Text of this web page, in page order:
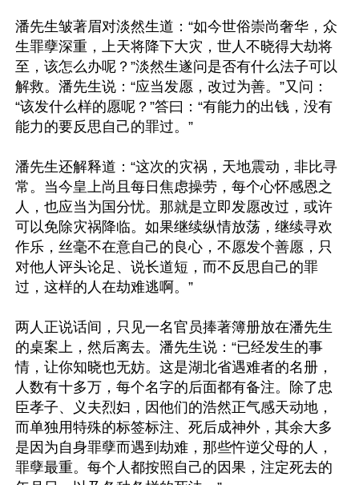
潘先生皱著眉对淡然生道：“如今世俗崇尚奢华，众
生罪孽深重，上天将降下大灾，世人不晓得大劫将
至，该怎么办呢？”淡然生遂问是否有什么法子可以
解救。潘先生说：“应当发愿，改过为善。”又问：
“该发什么样的愿呢？”答曰：“有能力的出钱，没有
能力的要反思自己的罪过。”
潘先生还解释道：“这次的灾祸，天地震动，非比寻
常。当今皇上尚且每日焦虑操劳，每个心怀感恩之
人，也应当为国分忧。那就是立即发愿改过，或许
可以免除灾祸降临。如果继续纵情放荡，继续寻欢
作乐，丝毫不在意自己的良心，不愿发个善愿，只
对他人评头论足、说长道短，而不反思自己的罪
过，这样的人在劫难逃啊。”
两人正说话间，只见一名官员捧著簿册放在潘先生
的桌案上，然后离去。潘先生说：“已经发生的事
情，让你知晓也无妨。这是湖北省遇难者的名册，
人数有十多万，每个名字的后面都有备注。除了忠
臣孝子、义夫烈妇，因他们的浩然正气感天动地，
而单独用特殊的标签标注、死后成神外，其余大多
是因为自身罪孽而遇到劫难，那些忤逆父母的人，
罪孽最重。每个人都按照自己的因果，注定死去的